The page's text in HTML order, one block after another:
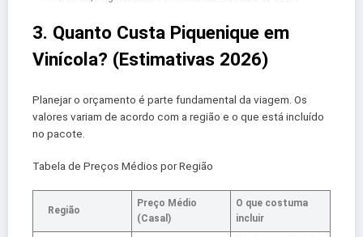
3. Quanto Custa Piquenique em
Vinícola? (Estimativas 2026)
Planejar o orçamento é parte fundamental da viagem. Os
valores variam de acordo com a região e o que está incluído
no pacote.
Tabela de Preços Médios por Região
Região
Preço Médio
(Casal)
O que costuma
incluir